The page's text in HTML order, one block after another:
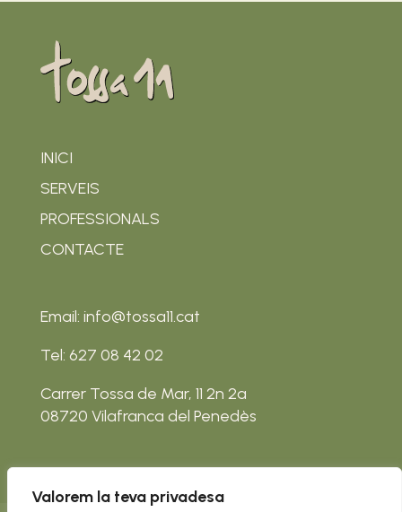
Valorem la teva privadesa
INICI
SERVEIS
PROFESSIONALS
CONTACTE
Email: info@tossa11.cat
Tel: 627 08 42 02
Carrer Tossa de Mar, 11 2n 2a
08720 Vilafranca del Penedès